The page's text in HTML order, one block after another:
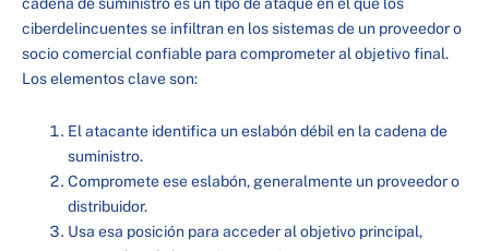
cadena de suministro es un tipo de ataque en el que los
ciberdelincuentes se infiltran en los sistemas de un proveedor o
socio comercial confiable para comprometer al objetivo final.
Los elementos clave son:
El atacante identifica un eslabón débil en la cadena de
suministro.
Compromete ese eslabón, generalmente un proveedor o
distribuidor.
Usa esa posición para acceder al objetivo principal,